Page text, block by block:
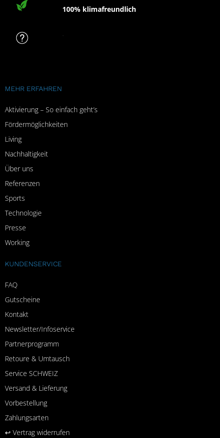
100% klimafreundlich
MEHR ERFAHREN
Aktivierung – So einfach geht’s
Fördermöglichkeiten
Living
Nachhaltigkeit
Über uns
Referenzen
Sports
Technologie
Presse
Working
KUNDENSERVICE
FAQ
Gutscheine
Kontakt
Newsletter/Infoservice
Partnerprogramm
Retoure & Umtausch
Service SCHWEIZ
Versand & Lieferung
Vorbestellung
Zahlungsarten
↩︎ Vertrag widerrufen